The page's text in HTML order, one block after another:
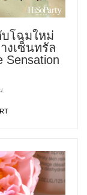
โฉมใหม่
งเซ็นทรัล
Sensation